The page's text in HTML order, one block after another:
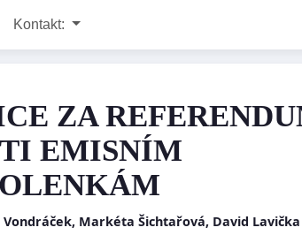
Kontakt:
ZA
EMISNÍM
Vondráček, Markéta Šichtařová, David Lavička